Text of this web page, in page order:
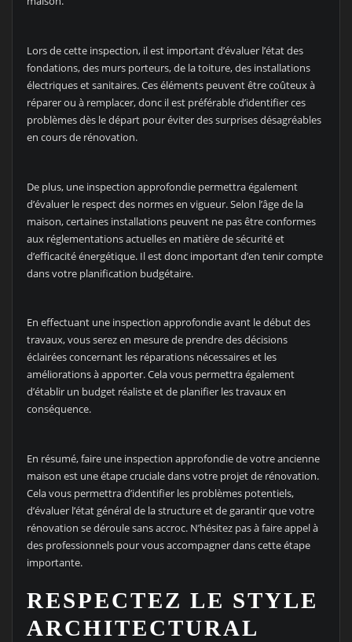
Lors de cette inspection, il est important d’évaluer l’état des
fondations, des murs porteurs, de la toiture, des installations
électriques et sanitaires. Ces éléments peuvent être coûteux à
réparer ou à remplacer, donc il est préférable d’identifier ces
problèmes dès le départ pour éviter des surprises désagréables
en cours de rénovation.
De plus, une inspection approfondie permettra également
d’évaluer le respect des normes en vigueur. Selon l’âge de la
maison, certaines installations peuvent ne pas être conformes
aux réglementations actuelles en matière de sécurité et
d’efficacité énergétique. Il est donc important d’en tenir compte
dans votre planification budgétaire.
En effectuant une inspection approfondie avant le début des
travaux, vous serez en mesure de prendre des décisions
éclairées concernant les réparations nécessaires et les
améliorations à apporter. Cela vous permettra également
d’établir un budget réaliste et de planifier les travaux en
conséquence.
En résumé, faire une inspection approfondie de votre ancienne
maison est une étape cruciale dans votre projet de rénovation.
Cela vous permettra d’identifier les problèmes potentiels,
d’évaluer l’état général de la structure et de garantir que votre
rénovation se déroule sans accroc. N’hésitez pas à faire appel à
des professionnels pour vous accompagner dans cette étape
importante.
RESPECTEZ LE STYLE
ARCHITECTURAL